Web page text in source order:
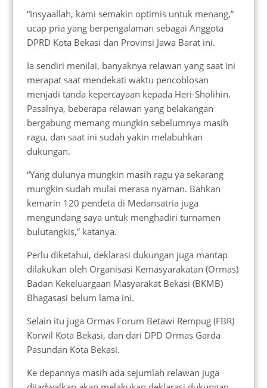
“Insyaallah, kami semakin optimis untuk menang,”
ucap pria yang berpengalaman sebagai Anggota
DPRD Kota Bekasi dan Provinsi Jawa Barat ini.
Ia sendiri menilai, banyaknya relawan yang saat ini
merapat saat mendekati waktu pencoblosan
menjadi tanda kepercayaan kepada Heri-Sholihin.
Pasalnya, beberapa relawan yang belakangan
bergabung memang mungkin sebelumnya masih
ragu, dan saat ini sudah yakin melabuhkan
dukungan.
“Yang dulunya mungkin masih ragu ya sekarang
mungkin sudah mulai merasa nyaman. Bahkan
kemarin 120 pendeta di Medansatria juga
mengundang saya untuk menghadiri turnamen
bulutangkis,” katanya.
Perlu diketahui, deklarasi dukungan juga mantap
dilakukan oleh Organisasi Kemasyarakatan (Ormas)
Badan Kekeluargaan Masyarakat Bekasi (BKMB)
Bhagasasi belum lama ini.
Selain itu juga Ormas Forum Betawi Rempug (FBR)
Korwil Kota Bekasi, dan dari DPD Ormas Garda
Pasundan Kota Bekasi.
Ke depannya masih ada sejumlah relawan juga